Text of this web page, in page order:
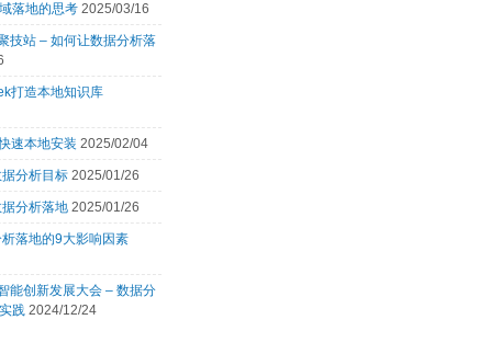
落地的思考 2025/03/16
技站 – 如何让数据分析落
打造本地知识库
速本地安装 2025/02/04
分析目标 2025/01/26
分析落地 2025/01/26
落地的9大影响因素
能创新发展大会 – 数据分
践 2024/12/24